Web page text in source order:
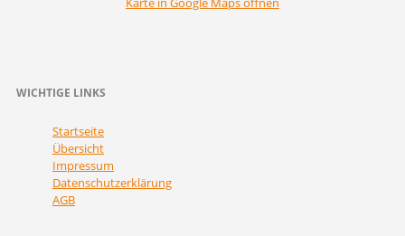
WICHTIGE LINKS
Navigation
überspringen
Startseite
Übersicht
Impressum
Datenschutzerklärung
AGB